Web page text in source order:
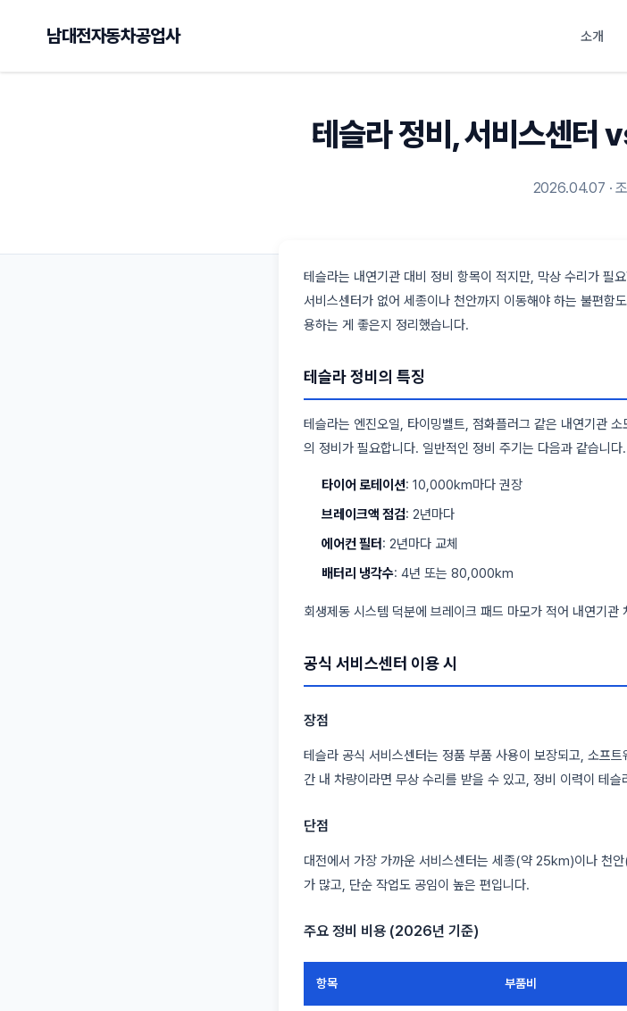
남대전자동차공업사 소개
테슬라 정비, 서비스센터
2026.04.07 ·
테슬라는 내연기관 대비 정비 항목이 적지만, 막상 수리가 필
서비스센터가 없어 세종이나 천안까지 이동해야 하는 불편함
용하는 게 좋은지 정리했습니다.
테슬라 정비의 특징
테슬라는 엔진오일, 타이밍벨트, 점화플러그 같은 내연기관
의 정비가 필요합니다. 일반적인 정비 주기는 다음과 같습니다.
타이어 로테이션: 10,000km마다 권장
브레이크액 점검: 2년마다
에어컨 필터 : 2년마다 교체
배터리 냉각수: 4년 또는 80,000km
회생제동 시스템 덕분에 브레이크 패드 마모가 적어 내연기
공식 서비스센터 이용 시
장점
테슬라 공식 서비스센터는 정품 부품 사용이 보장되고, 소프
간 내 차량이라면 무상 수리를 받을 수 있고, 정비 이력이 테
단점
대전에서 가장 가까운 서비스센터는 세종(약 25km)이나 천
가 많고, 단순 작업도 공임이 높은 편입니다.
주요 정비 비용 (2026년 기준)
항목 부품비